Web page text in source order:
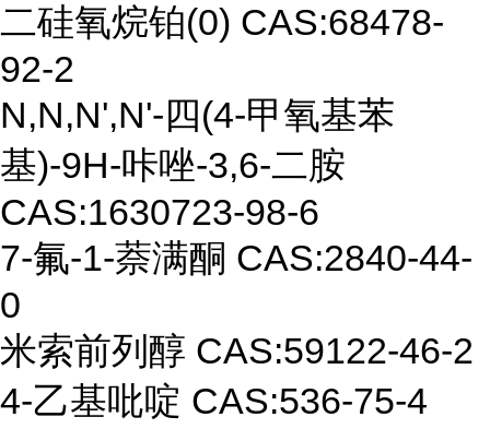
二硅氧烷铂(0) CAS:68478-
92-2
N,N,N',N'-四(4-甲氧基苯
基)-9H-咔唑-3,6-二胺
CAS:1630723-98-6
7-氟-1-萘满酮 CAS:2840-44-
0
米索前列醇 CAS:59122-46-2
4-乙基吡啶 CAS:536-75-4